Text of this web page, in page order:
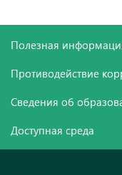
Полезная
Противодействие
Сведения об
Доступная среда